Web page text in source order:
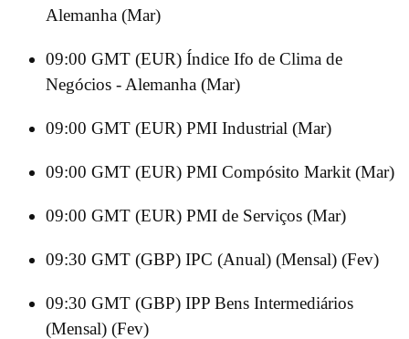
Alemanha (Mar)
09:00 GMT (EUR) Índice Ifo de Clima de
Negócios - Alemanha (Mar)
09:00 GMT (EUR) PMI Industrial (Mar)
09:00 GMT (EUR) PMI Compósito Markit (Mar)
09:00 GMT (EUR) PMI de Serviços (Mar)
09:30 GMT (GBP) IPC (Anual) (Mensal) (Fev)
09:30 GMT (GBP) IPP Bens Intermediários
(Mensal) (Fev)